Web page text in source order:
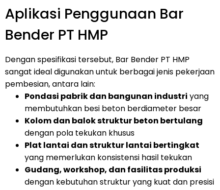
Aplikasi Penggunaan Bar
Bender PT HMP
Dengan spesifikasi tersebut, Bar Bender PT HMP
sangat ideal digunakan untuk berbagai jenis pekerjaan
pembesian, antara lain:
Pondasi pabrik dan bangunan industri yang
membutuhkan besi beton berdiameter besar
Kolom dan balok struktur beton bertulang
dengan pola tekukan khusus
Plat lantai dan struktur lantai bertingkat
yang memerlukan konsistensi hasil tekukan
Gudang, workshop, dan fasilitas produksi
dengan kebutuhan struktur yang kuat dan presisi